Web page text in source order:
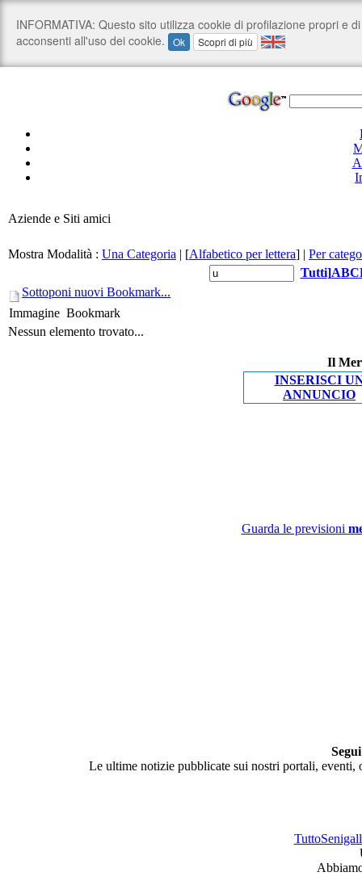
Aziende e Siti amici
Mostra Modalità : Una Categoria | [Alfabetico per lettera] | Per
Tutti]ABC
Sottoponi nuovi Bookmark...
Immagine Bookmark
Nessun elemento trovato...
Il
INSERISCI
ANNUNCIO
Guarda le previsioni
Le ultime notizie pubblicate sui nostri portali,